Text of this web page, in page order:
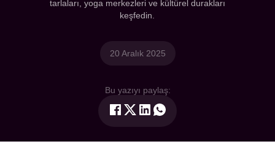
tarlaları, yoga merkezleri ve kültürel durakları
keşfedin.
20 Aralık 2025
Bu yazıyı paylaş: